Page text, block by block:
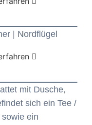
| Nordflügel
mit Dusche,
sich ein Tee /
ein